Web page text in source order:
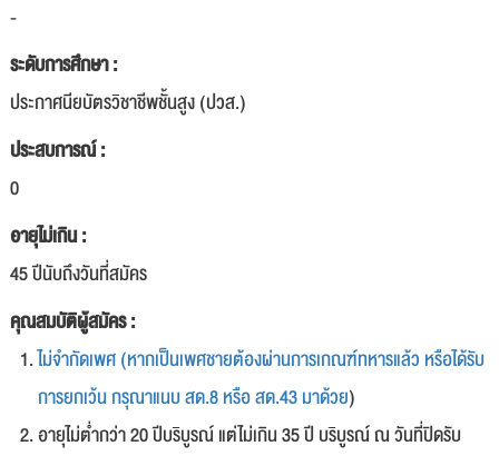
-
ระดับการศึกษา :
ประกาศนียบัตรวิชาชีพชั้นสูง (ปวส.)
ประสบการณ์ :
0
อายุไม่เกิน :
45 ปีนับถึงวันที่สมัคร
คุณสมบัติผู้สมัคร :
ไม่จำกัดเพศ (หากเป็นเพศชายต้องผ่านการเกณฑ์ทหารแล้ว หรือได้รับ
การยกเว้น กรุณาแนบ สด.8 หรือ สด.43 มาด้วย)
อายุไม่ต่ำกว่า 20 ปีบริบูรณ์ แต่ไม่เกิน 35 ปี บริบูรณ์ ณ วันที่ปิดรับ